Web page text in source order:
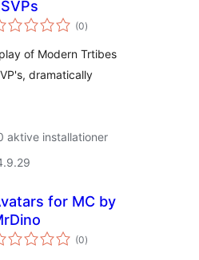
(0totale
bedømmelser
)
of Modern Trtibes
dramatically
aktive installationer
for MC by
(0totale
bedømmelser
)